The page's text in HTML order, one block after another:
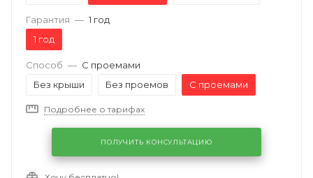
Гарантия — 1 год
1 год
Способ — С проемами
Без крыши
Без проемов С проемами
Подробнее о тарифах
ПОЛУЧИТЬ КОНСУЛЬТАЦИЮ